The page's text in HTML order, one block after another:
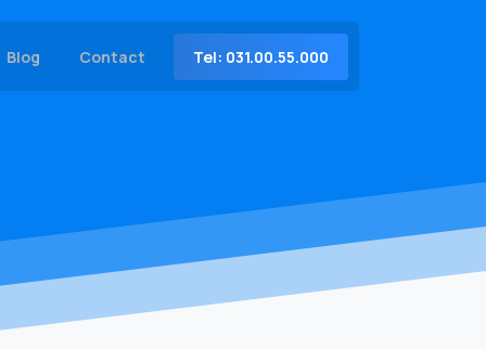
Blog Contact Tel: 031.00.55.000